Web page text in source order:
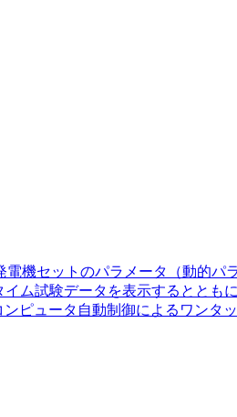
機セットのパラメータ（動的パ
ム試験データを表示するととも
ピュータ自動制御によるワンタ